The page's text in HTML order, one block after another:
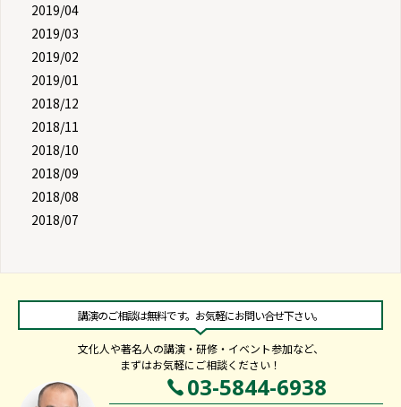
2019/04
2019/03
2019/02
2019/01
2018/12
2018/11
2018/10
2018/09
2018/08
2018/07
講演のご相談は無料です。お気軽にお問い合せ下さい。
文化人や著名人の講演・研修・イベント参加など、
まずはお気軽にご相談ください！
03-5844-6938